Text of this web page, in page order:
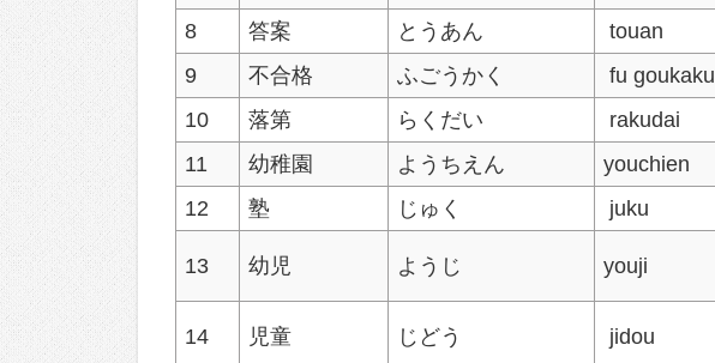
8
答案 とうあん touan
9
不合格 ふごうかく fu goukaku
10
落第 らくだい rakudai
11
幼稚園 ようちえん youchien
12
塾 じゅく juku
13 幼児 ようじ youji
14 児童 じどう jidou